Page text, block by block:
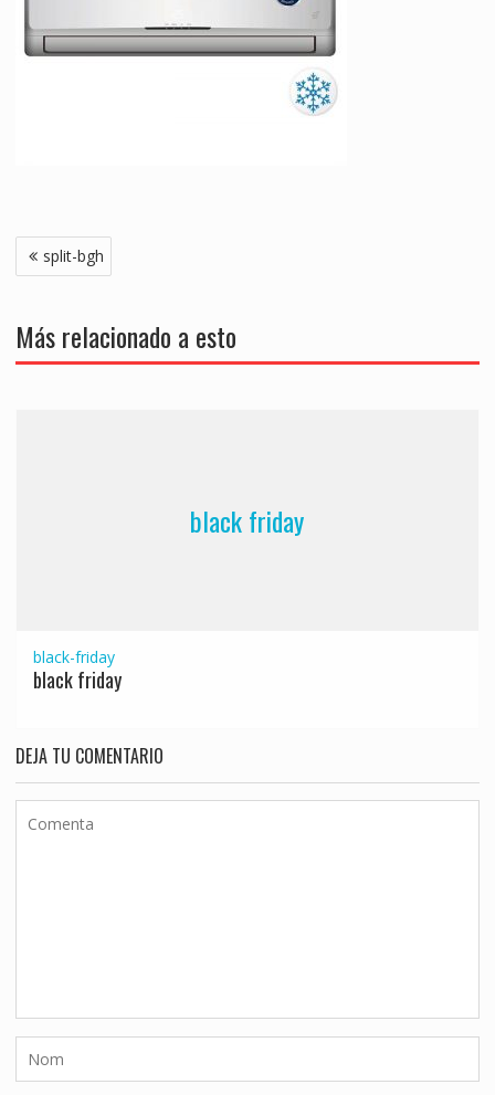
Navegación
de
split-bgh
Más relacionado a esto
black friday
black-friday
black friday
DEJA TU COMENTARIO